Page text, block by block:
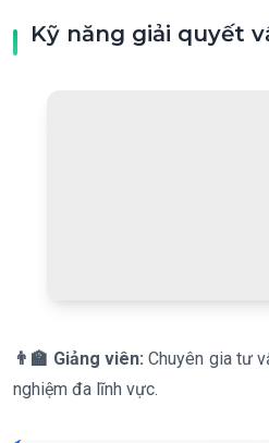
Kỹ năng giải quyết
👨‍🏫 Giảng viên: Chuyên gia tư
nghiệm đa lĩnh vực.